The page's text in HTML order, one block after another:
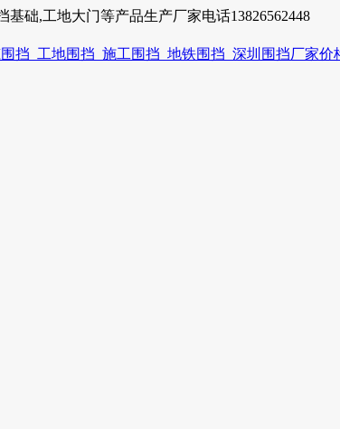
础,工地大门等产品生产厂家电话13826562448